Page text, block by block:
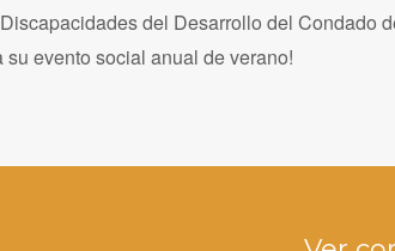
del Desarrollo del Condado
su evento social anual de verano!